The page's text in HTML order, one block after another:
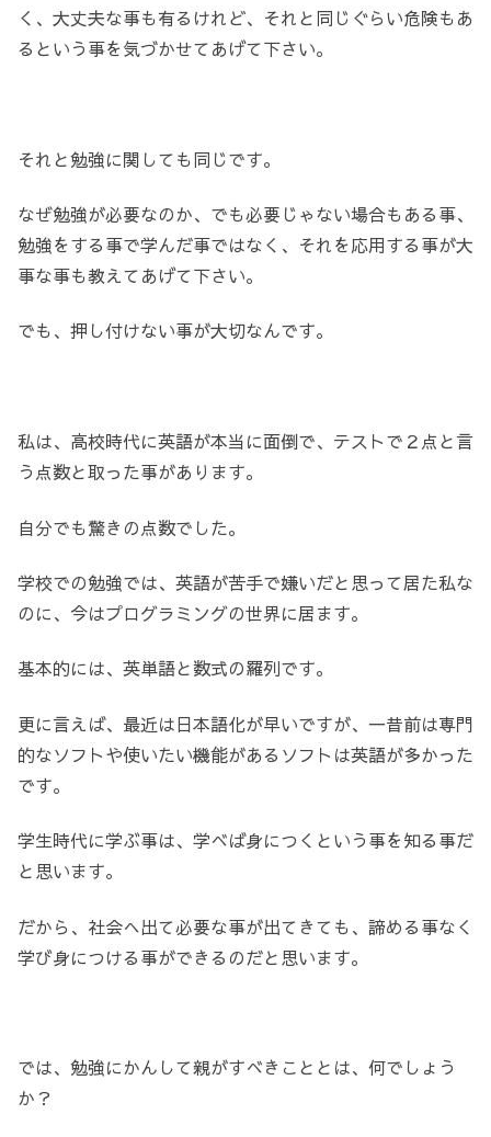
く、大丈夫な事も有るけれど、それと同じぐらい危険もあ
るという事を気づかせてあげて下さい。
それと勉強に関しても同じです。
なぜ勉強が必要なのか、でも必要じゃない場合もある事、
勉強をする事で学んだ事ではなく、それを応用する事が大
事な事も教えてあげて下さい。
でも、押し付けない事が大切なんです。
私は、高校時代に英語が本当に面倒で、テストで２点と言
う点数と取った事があります。
自分でも驚きの点数でした。
学校での勉強では、英語が苦手で嫌いだと思って居た私な
のに、今はプログラミングの世界に居ます。
基本的には、英単語と数式の羅列です。
更に言えば、最近は日本語化が早いですが、一昔前は専門
的なソフトや使いたい機能があるソフトは英語が多かった
です。
学生時代に学ぶ事は、学べば身につくという事を知る事だ
と思います。
だから、社会へ出て必要な事が出てきても、諦める事なく
学び身につける事ができるのだと思います。
では、勉強にかんして親がすべきこととは、何でしょう
か？